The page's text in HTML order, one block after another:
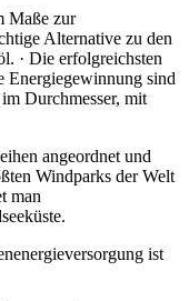
Maße zur
Alternative zu den
· Die erfolgreichsten
Energiegewinnung sind
Durchmesser, mit
angeordnet und
Windparks der Welt
man
ist